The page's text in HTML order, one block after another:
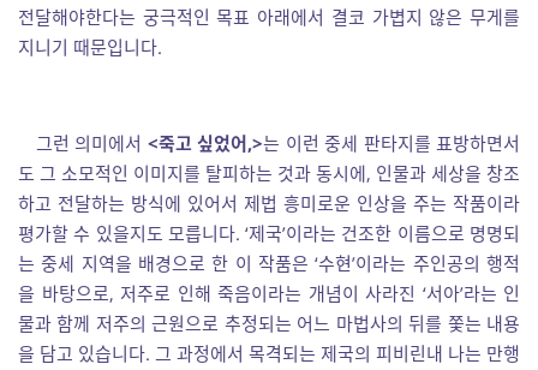
전달해야한다는 궁극적인 목표 아래에서 결코 가볍지 않은 무게를
지니기 때문입니다.
그런 의미에서 <죽고 싶었어,>는 이런 중세 판타지를 표방하면서
도 그 소모적인 이미지를 탈피하는 것과 동시에, 인물과 세상을 창조
하고 전달하는 방식에 있어서 제법 흥미로운 인상을 주는 작품이라
평가할 수 있을지도 모릅니다. ‘제국’이라는 건조한 이름으로 명명되
는 중세 지역을 배경으로 한 이 작품은 ‘수현’이라는 주인공의 행적
을 바탕으로, 저주로 인해 죽음이라는 개념이 사라진 ‘서아’라는 인
물과 함께 저주의 근원으로 추정되는 어느 마법사의 뒤를 쫓는 내용
을 담고 있습니다. 그 과정에서 목격되는 제국의 피비린내 나는 만행